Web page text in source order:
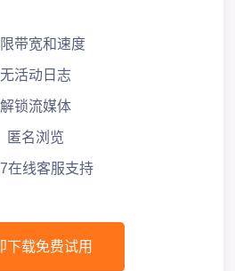
带宽和速度
无活动日志
解锁流媒体
匿名浏览
在线客服支持
下载免费试用